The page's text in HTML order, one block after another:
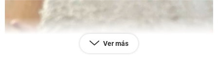
Ver más